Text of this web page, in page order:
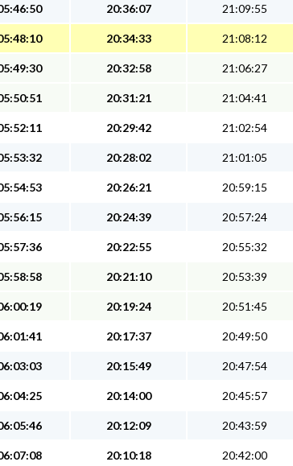
20:36:07 21:09:55
20:34:33 21:08:12
20:32:58 21:06:27
20:31:21 21:04:41
20:29:42 21:02:54
20:28:02 21:01:05
20:26:21 20:59:15
20:24:39 20:57:24
20:22:55 20:55:32
20:21:10 20:53:39
20:19:24 20:51:45
20:17:37 20:49:50
20:15:49 20:47:54
20:14:00 20:45:57
20:12:09 20:43:59
20:10:18 20:42:00